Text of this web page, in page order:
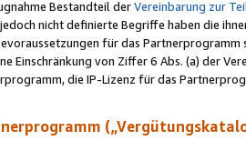
Bestandteil derVereinbarung zur
nicht definierte Begriffe haben die
für das
von Ziffer 6 Abs. (a) der
die IP-Lizenz für das